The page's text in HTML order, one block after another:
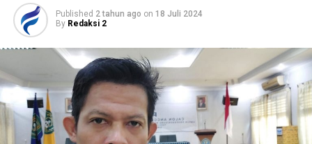
Published 2 tahun ago on 18 Juli 2024
By Redaksi 2